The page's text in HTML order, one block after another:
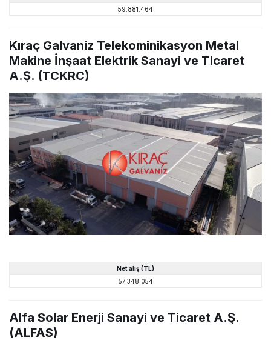
59.881.464
Kıraç Galvaniz Telekominikasyon Metal
Makine İnşaat Elektrik Sanayi ve Ticaret
A.Ş. (TCKRC)
Net alış (TL)
57.348.054
Alfa Solar Enerji Sanayi ve Ticaret A.Ş.
(ALFAS)